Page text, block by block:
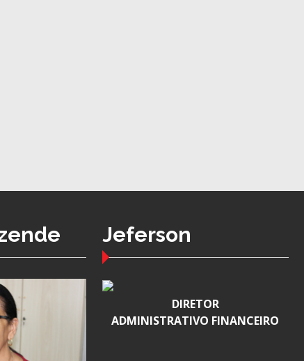
Jeferson
DIRETOR
ADMINISTRATIVO FINANCEIRO